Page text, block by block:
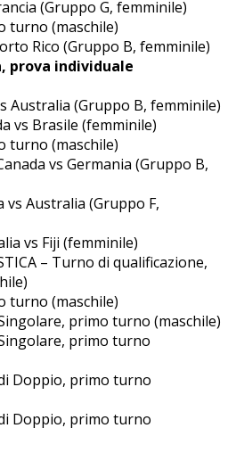
(Gruppo G, femminile)
turno (maschile)
Rico (Gruppo B, femminile)
prova individuale
Australia (Gruppo B, femminile)
vs Brasile (femminile)
turno (maschile)
vs Germania (Gruppo B,
vs Australia (Gruppo F,
vs Fiji (femminile)
– Turno di qualificazione,
turno (maschile)
primo turno (maschile)
primo turno
Doppio, primo turno
Doppio, primo turno